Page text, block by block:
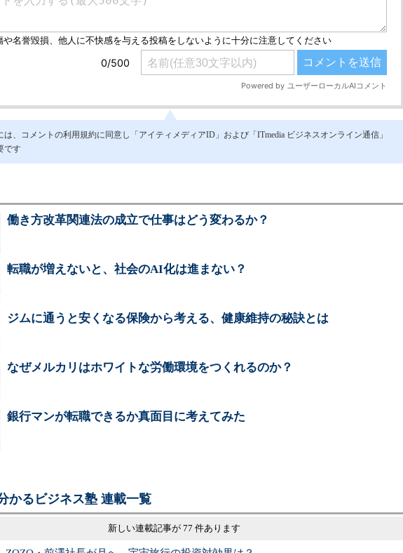
は、コメントの利用規約に同意し「アイティメディアID」および「ITmedia ビジネスオンライン通信」
です
働き方改革関連法の成立で仕事はどう変わるか？
転職が増えないと、社会のAI化は進まない？
ジムに通うと安くなる保険から考える、健康維持の秘訣とは
なぜメルカリはホワイトな労働環境をつくれるのか？
銀行マンが転職できるか真面目に考えてみた
かるビジネス塾 連載一覧
新しい連載記事が 77 件あります